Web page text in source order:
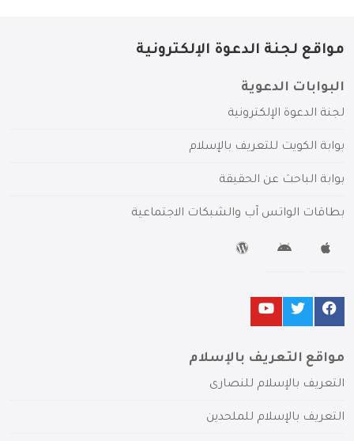
مواقع لجنة الدعوة الإلكترونية
البوابات الدعوية
لجنة الدعوة الإلكترونية
بوابة الكويت للتعريف بالإسلام
بوابة الباحث عن الحقيقة
بطاقات الواتس آب والشبكات الاجتماعية
مواقع التعريف بالإسلام
التعريف بالإسلام للنصارى
التعريف بالإسلام للملحدين